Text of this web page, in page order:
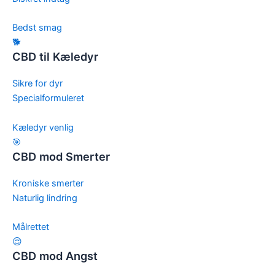
Bedst smag
🐕
CBD til Kæledyr
Sikre for dyr
Specialformuleret
Kæledyr venlig
🎯
CBD mod Smerter
Kroniske smerter
Naturlig lindring
Målrettet
😌
CBD mod Angst